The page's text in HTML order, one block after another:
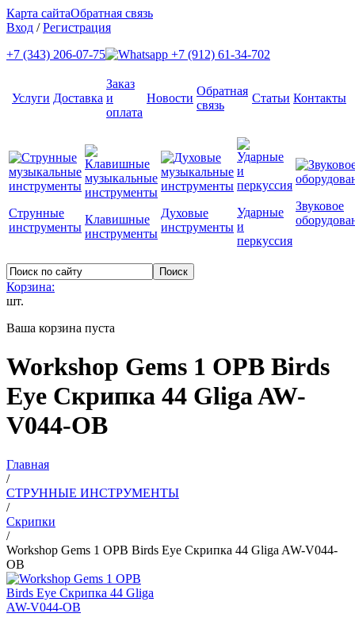
Карта сайтаОбратная связь
Вход /Регистрация
+7 (343) 206-07-75
+7 (912) 61-34-702
Услуги Доставка
Заказ
и
оплата
Новости
Обратная
связь
Статьи Контакты
Струнные
инструменты
Клавишные
инструменты
Духовые
инструменты
Ударные
и
перкуссия
Звуковое
Корзина:
шт.
Ваша корзина пуста
Workshop Gems 1 OPB Birds
Eye Скрипка 44 Gliga AW-
V044-OB
Главная
/
СТРУННЫЕ ИНСТРУМЕНТЫ
/
Скрипки
/
Workshop Gems 1 OPB Birds Eye Скрипка 44 Gliga AW-V044-
OB